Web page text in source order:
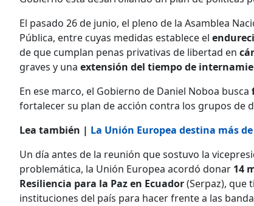
El pasado 26 de junio, el pleno de la Asamblea
Pública, entre cuyas medidas establece el
de que cumplan penas privativas de libertad en
graves y una extensión del tiempo de
En ese marco, el Gobierno de Daniel Noboa busca
fortalecer su plan de acción contra los grupos de
​​​​​​​Lea también | La Unión Europea destina más
Un día antes de la reunión que sostuvo la
problemática, la Unión Europea acordó donar 14
Resiliencia para la Paz en Ecuador(Serpaz), que
instituciones del país para hacer frente a las